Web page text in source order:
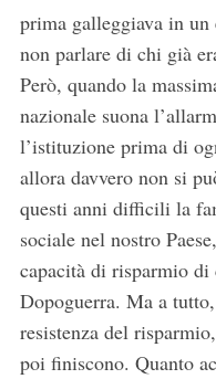
prima galleggiava in
non parlare di chi già
Però, quando la
nazionale suona
l’istituzione prima di
allora davvero non si
questi anni difficili la
sociale nel nostro
capacità di risparmio di
Dopoguerra. Ma a
resistenza del
poi finiscono. Quanto